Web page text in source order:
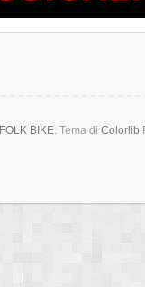
FOLK BIKE. Tema di Colorlib